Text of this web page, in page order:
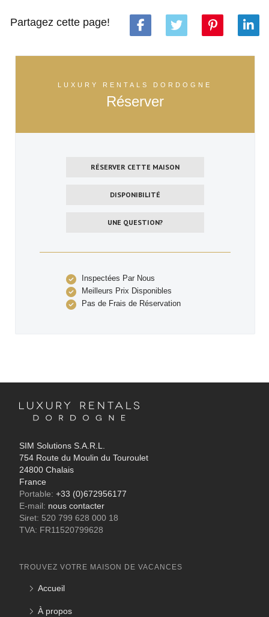
Partagez cette page!
LUXURY RENTALS DORDOGNE
Réserver
RÉSERVER CETTE MAISON
DISPONIBILITÉ
UNE QUESTION?
Inspectées Par Nous
Meilleurs Prix Disponibles
Pas de Frais de Réservation
SIM Solutions S.A.R.L.
754 Route du Moulin du Touroulet
24800 Chalais
France
Portable: +33 (0)672956177
E-mail: nous contacter
Siret: 520 799 628 000 18
TVA: FR11520799628
TROUVEZ VOTRE MAISON DE VACANCES
Accueil
À propos